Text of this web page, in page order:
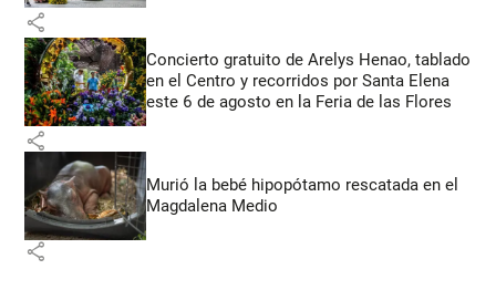
share
Concierto gratuito de Arelys Henao, tablado
en el Centro y recorridos por Santa Elena
este 6 de agosto en la Feria de las Flores
share
Murió la bebé hipopótamo rescatada en el
Magdalena Medio
share